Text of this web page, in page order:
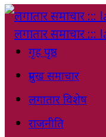
गृह पृष्ठ
प्रमुख समाचार
लगातार विशेष
राजनीति